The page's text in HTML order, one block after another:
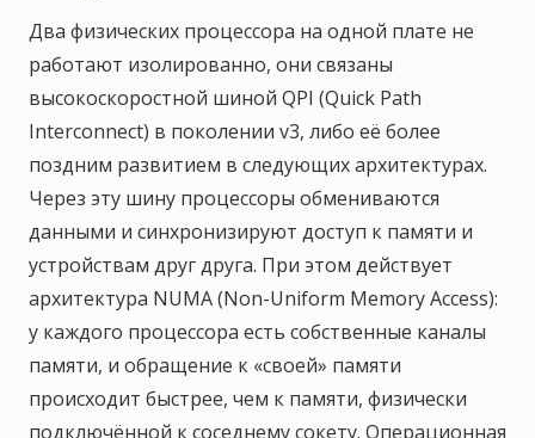
Два физических процессора на одной плате не
работают изолированно, они связаны
высокоскоростной шиной QPI (Quick Path
Interconnect) в поколении v3, либо её более
поздним развитием в следующих архитектурах.
Через эту шину процессоры обмениваются
данными и синхронизируют доступ к памяти и
устройствам друг друга. При этом действует
архитектура NUMA (Non-Uniform Memory Access):
у каждого процессора есть собственные каналы
памяти, и обращение к «своей» памяти
происходит быстрее, чем к памяти, физически
подключённой к соседнему сокету. Операционная